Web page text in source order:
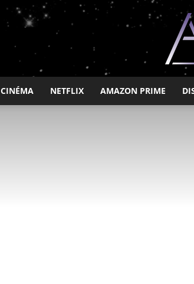
CINÉMA NETFLIX AMAZON PRIME